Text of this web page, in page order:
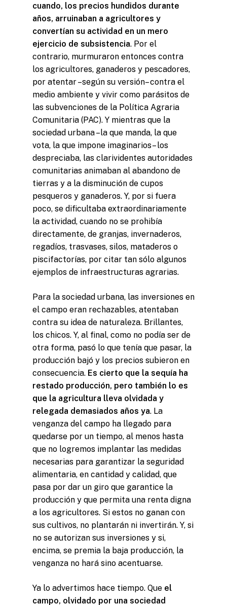
cuando, los precios hundidos durante
años, arruinaban a agricultores y
convertían su actividad en un mero
ejercicio de subsistencia. Por el
contrario, murmuraron entonces contra
los agricultores, ganaderos y pescadores,
por atentar –según su versión– contra el
medio ambiente y vivir como parásitos de
las subvenciones de la Política Agraria
Comunitaria (PAC). Y mientras que la
sociedad urbana –la que manda, la que
vota, la que impone imaginarios– los
despreciaba, las clarividentes autoridades
comunitarias animaban al abandono de
tierras y a la disminución de cupos
pesqueros y ganaderos. Y, por si fuera
poco, se dificultaba extraordinariamente
la actividad, cuando no se prohibía
directamente, de granjas, invernaderos,
regadíos, trasvases, silos, mataderos o
piscifactorías, por citar tan sólo algunos
ejemplos de infraestructuras agrarias.
Para la sociedad urbana, las inversiones en
el campo eran rechazables, atentaban
contra su idea de naturaleza. Brillantes,
los chicos. Y, al final, como no podía ser de
otra forma, pasó lo que tenía que pasar, la
producción bajó y los precios subieron en
consecuencia. Es cierto que la sequía ha
restado producción, pero también lo es
que la agricultura lleva olvidada y
relegada demasiados años ya. La
venganza del campo ha llegado para
quedarse por un tiempo, al menos hasta
que no logremos implantar las medidas
necesarias para garantizar la seguridad
alimentaria, en cantidad y calidad, que
pasa por dar un giro que garantice la
producción y que permita una renta digna
a los agricultores. Si estos no ganan con
sus cultivos, no plantarán ni invertirán. Y, si
no se autorizan sus inversiones y si,
encima, se premia la baja producción, la
venganza no hará sino acentuarse.
Ya lo advertimos hace tiempo. Que el
campo, olvidado por una sociedad